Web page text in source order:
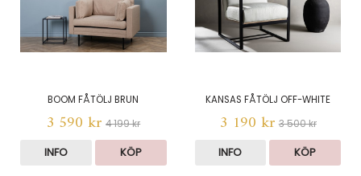
BOOM FÅTÖLJ BRUN
3 590 kr 4 199 kr
INFO KÖP
KANSAS FÅTÖLJ OFF-WHITE
3 190 kr 3 500 kr
INFO KÖP